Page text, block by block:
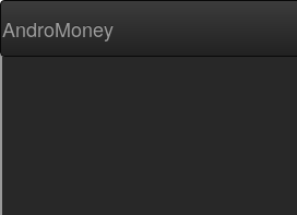
AndroMoney